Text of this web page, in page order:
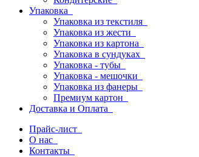
Упаковка
Упаковка из текстиля
Упаковка из жести
Упаковка из картона
Упаковка в сундуках
Упаковка - тубы
Упаковка - мешочки
Упаковка из фанеры
Премиум картон
Доставка и Оплата
Прайс-лист
О нас
Контакты